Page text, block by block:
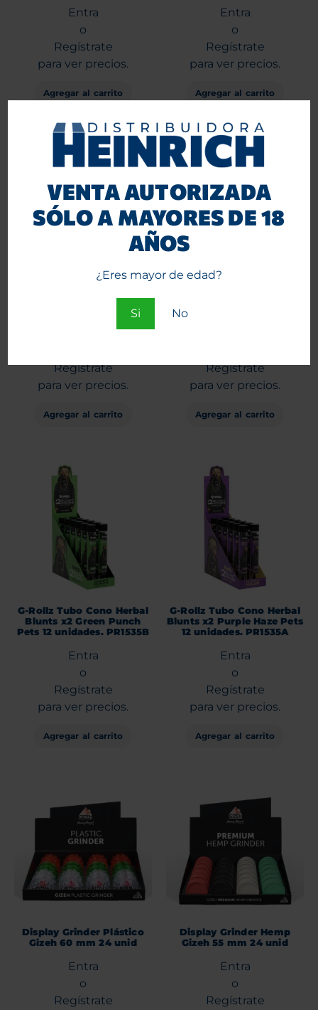
VENTA AUTORIZADA
SÓLO A MAYORES DE 18
AÑOS
¿Eres mayor de edad?
Si No
Entra
o
Regístrate
para ver precios.
Agregar al carrito
Entra
o
Regístrate
para ver precios.
Agregar al carrito
x2 Blueberry mono 12
Regístrate
para ver precios.
Agregar al carrito
Regístrate
para ver precios.
Agregar al carrito
G-Rollz Tubo Cono Herbal
Blunts x2 Green Punch
Pets 12 unidades. PR1535B
Entra
o
Regístrate
para ver precios.
Agregar al carrito
G-Rollz Tubo Cono Herbal
Blunts x2 Purple Haze Pets
12 unidades. PR1535A
Entra
o
Regístrate
para ver precios.
Agregar al carrito
Display Grinder Plástico
Gizeh 60 mm 24 unid
Entra
o
Regístrate
Display Grinder Hemp
Gizeh 55 mm 24 unid
Entra
o
Regístrate